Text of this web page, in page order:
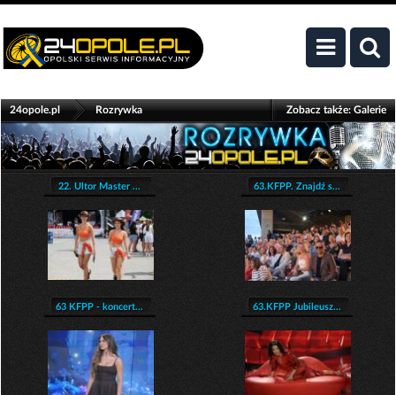
24opole.pl Rozrywka Zobacz także:Galerie
22. Ultor Master ... 63.KFPP. Znajdź s...
63 KFPP - koncert... 63.KFPP Jubileusz...